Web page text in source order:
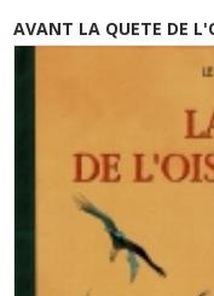
AVANT LA QUETE DE